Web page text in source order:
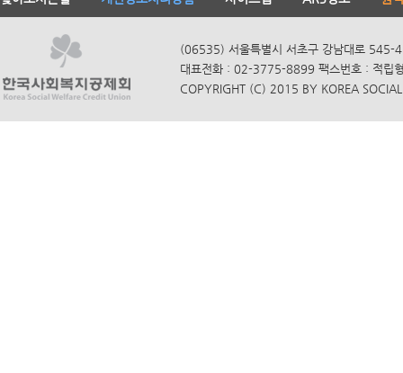
(06535) 서울특별시 서초구 강남대로 545-
대표전화 : 02-3775-8899 팩스번호 : 적립
COPYRIGHT (C) 2015 BY KOREA SOCIAL